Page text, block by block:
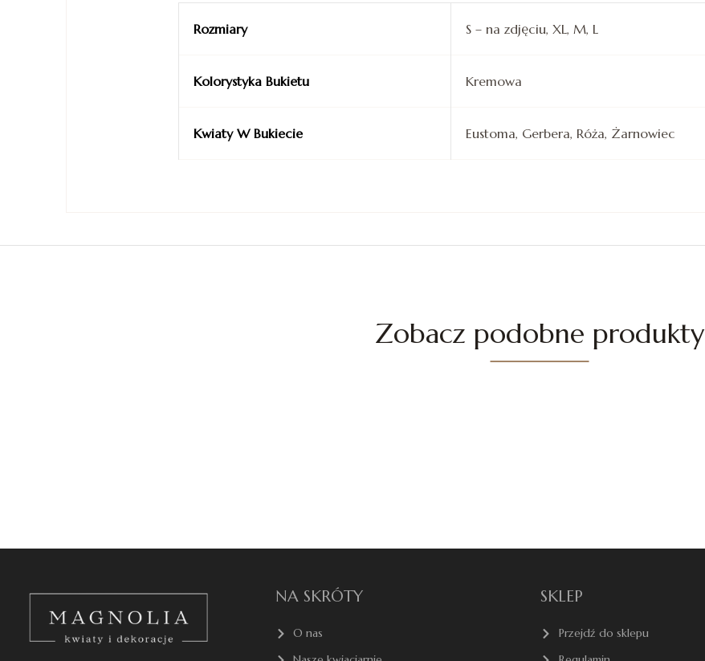
Rozmiary S – na zdjęciu, XL, M, L
Kolorystyka Bukietu Kremowa
Kwiaty W Bukiecie Eustoma, Gerbera, Róża, Żarnowiec
Zobacz podobne produkty
NA SKRÓTY
O nas
SKLEP
Przejdź do sklepu